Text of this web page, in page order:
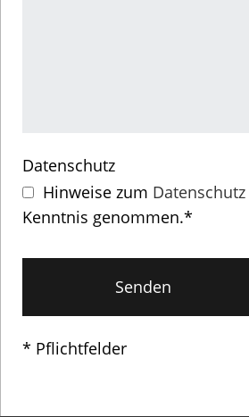
Datenschutz
Hinweise zum Datenschutz
Kenntnis genommen.*
* Pflichtfelder